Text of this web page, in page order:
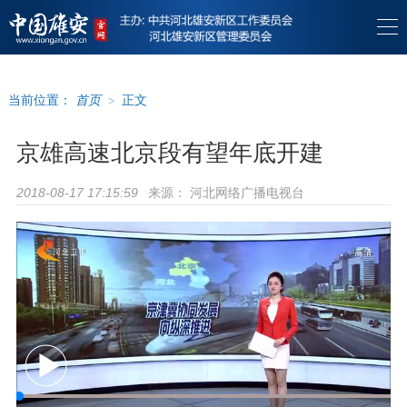
当前位置： 首页 > 正文
京雄高速北京段有望年底开建
2018-08-17 17:15:59 来源： 河北网络广播电视台